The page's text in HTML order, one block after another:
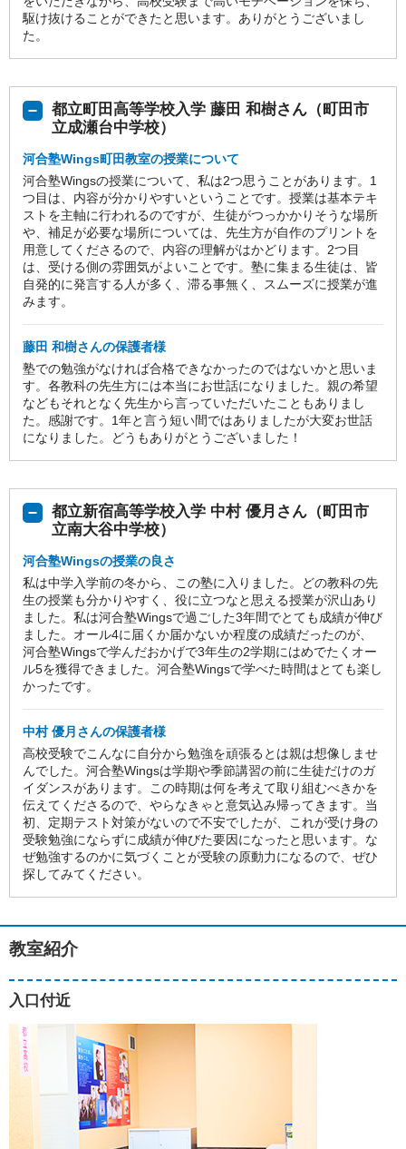
駆け抜けることができたと思います。ありがとうございまし
た。
都立町田高等学校入学 藤田 和樹さん（町田市
立成瀬台中学校）
河合塾Wings町田教室の授業について
河合塾Wingsの授業について、私は2つ思うことがあります。1
つ目は、内容が分かりやすいということです。授業は基本テキ
ストを主軸に行われるのですが、生徒がつっかかりそうな場所
や、補足が必要な場所については、先生方が自作のプリントを
用意してくださるので、内容の理解がはかどります。2つ目
は、受ける側の雰囲気がよいことです。塾に集まる生徒は、皆
自発的に発言する人が多く、滞る事無く、スムーズに授業が進
みます。
藤田 和樹さんの保護者様
塾での勉強がなければ合格できなかったのではないかと思いま
す。各教科の先生方には本当にお世話になりました。親の希望
などもそれとなく先生から言っていただいたこともありまし
た。感謝です。1年と言う短い間ではありましたが大変お世話
になりました。どうもありがとうございました！
都立新宿高等学校入学 中村 優月さん（町田市
立南大谷中学校）
河合塾Wingsの授業の良さ
私は中学入学前の冬から、この塾に入りました。どの教科の先
生の授業も分かりやすく、役に立つなと思える授業が沢山あり
ました。私は河合塾Wingsで過ごした3年間でとても成績が伸び
ました。オール4に届くか届かないか程度の成績だったのが、
河合塾Wingsで学んだおかげで3年生の2学期にはめでたくオー
ル5を獲得できました。河合塾Wingsで学べた時間はとても楽し
かったです。
中村 優月さんの保護者様
高校受験でこんなに自分から勉強を頑張るとは親は想像しませ
んでした。河合塾Wingsは学期や季節講習の前に生徒だけのガ
イダンスがあります。この時期は何を考えて取り組むべきかを
伝えてくださるので、やらなきゃと意気込み帰ってきます。当
初、定期テスト対策がないので不安でしたが、これが受け身の
受験勉強にならずに成績が伸びた要因になったと思います。な
ぜ勉強するのかに気づくことが受験の原動力になるので、ぜひ
探してみてください。
教室紹介
入口付近